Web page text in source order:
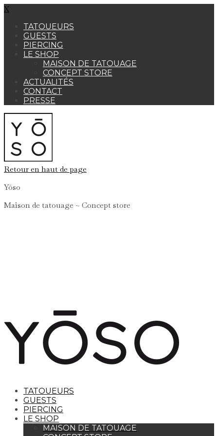
X
TATOUEURS
GUESTS
PIERCING
LE SHOP
MAISON DE TATOUAGE
CONCEPT STORE
ACTUALITÉS
CONTACT
PRESSE
Retour en haut de page
Yōso
Maison de tatouage ~ Concept store
TATOUEURS
GUESTS
PIERCING
LE SHOP
MAISON DE TATOUAGE